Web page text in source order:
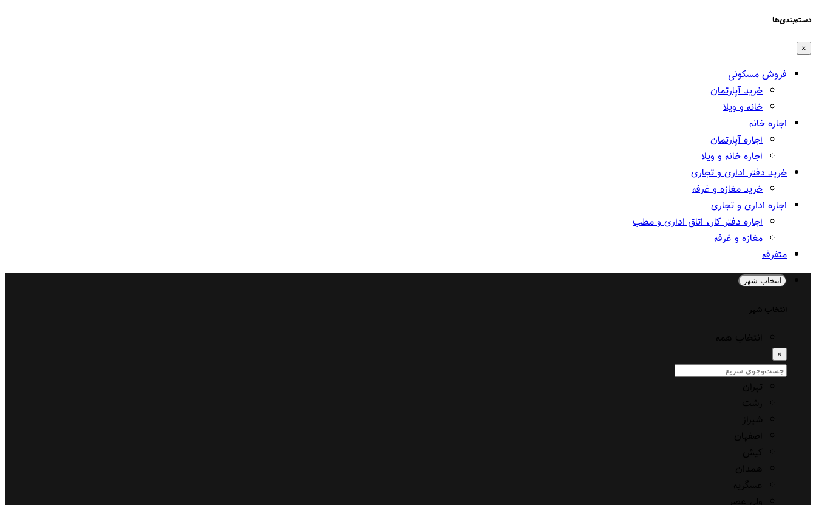
دسته‌بندی‌ها
×
فروش مسکونی
خرید آپارتمان
خانه و ویلا
اجاره خانه
اجاره آپارتمان
اجاره خانه و ویلا
خرید دفتر اداری و تجاری
خرید مغازه و غرفه
اجاره اداری و تجاری
اجاره دفتر کار، اتاق اداری و مطب
مغازه و غرفه
متفرقه
انتخاب شهر
×